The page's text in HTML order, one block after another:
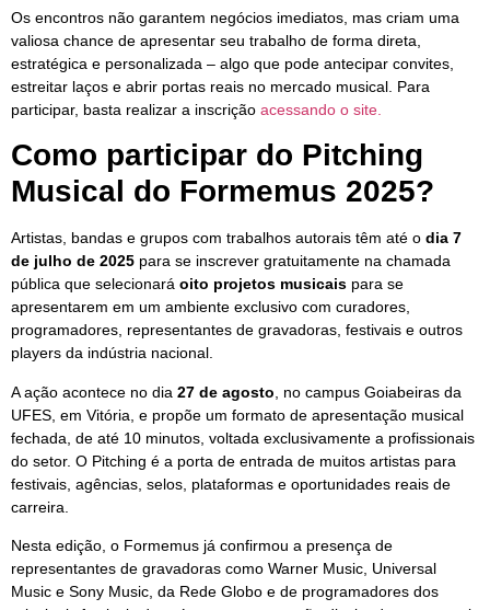
Os encontros não garantem negócios imediatos, mas criam uma
valiosa chance de apresentar seu trabalho de forma direta,
estratégica e personalizada – algo que pode antecipar convites,
estreitar laços e abrir portas reais no mercado musical. Para
participar, basta realizar a inscrição acessando o site.
Como participar do Pitching
Musical do Formemus 2025?
Artistas, bandas e grupos com trabalhos autorais têm até o dia 7
de julho de 2025 para se inscrever gratuitamente na chamada
pública que selecionará oito projetos musicais para se
apresentarem em um ambiente exclusivo com curadores,
programadores, representantes de gravadoras, festivais e outros
players da indústria nacional.
A ação acontece no dia 27 de agosto , no campus Goiabeiras da
UFES, em Vitória, e propõe um formato de apresentação musical
fechada, de até 10 minutos, voltada exclusivamente a profissionais
do setor. O Pitching é a porta de entrada de muitos artistas para
festivais, agências, selos, plataformas e oportunidades reais de
carreira.
Nesta edição, o Formemus já confirmou a presença de
representantes de gravadoras como Warner Music, Universal
Music e Sony Music, da Rede Globo e de programadores dos